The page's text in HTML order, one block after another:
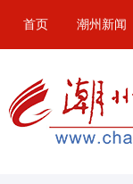
首页 潮州新闻